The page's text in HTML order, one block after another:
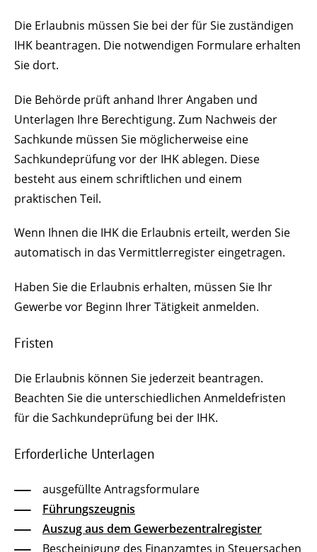
Die Erlaubnis müssen Sie bei der für Sie zuständigen
IHK beantragen. Die notwendigen Formulare erhalten
Sie dort.
Die Behörde prüft anhand Ihrer Angaben und
Unterlagen Ihre Berechtigung. Zum Nachweis der
Sachkunde müssen Sie möglicherweise eine
Sachkundeprüfung vor der IHK ablegen. Diese
besteht aus einem schriftlichen und einem
praktischen Teil.
Wenn Ihnen die IHK die Erlaubnis erteilt, werden Sie
automatisch in das Vermittlerregister eingetragen.
Haben Sie die Erlaubnis erhalten, müssen Sie Ihr
Gewerbe vor Beginn Ihrer Tätigkeit anmelden.
Fristen
Die Erlaubnis können Sie jederzeit beantragen.
Beachten Sie die unterschiedlichen Anmeldefristen
für die Sachkundeprüfung bei der IHK.
Erforderliche Unterlagen
ausgefüllte Antragsformulare
Führungszeugnis
Auszug aus dem Gewerbezentralregister
Bescheinigung des Finanzamtes in Steuersachen